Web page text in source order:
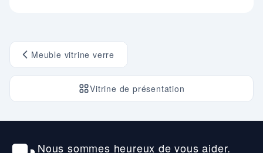
Meuble vitrine verre
Vitrine de présentation
Nous sommes heureux de vous aider.